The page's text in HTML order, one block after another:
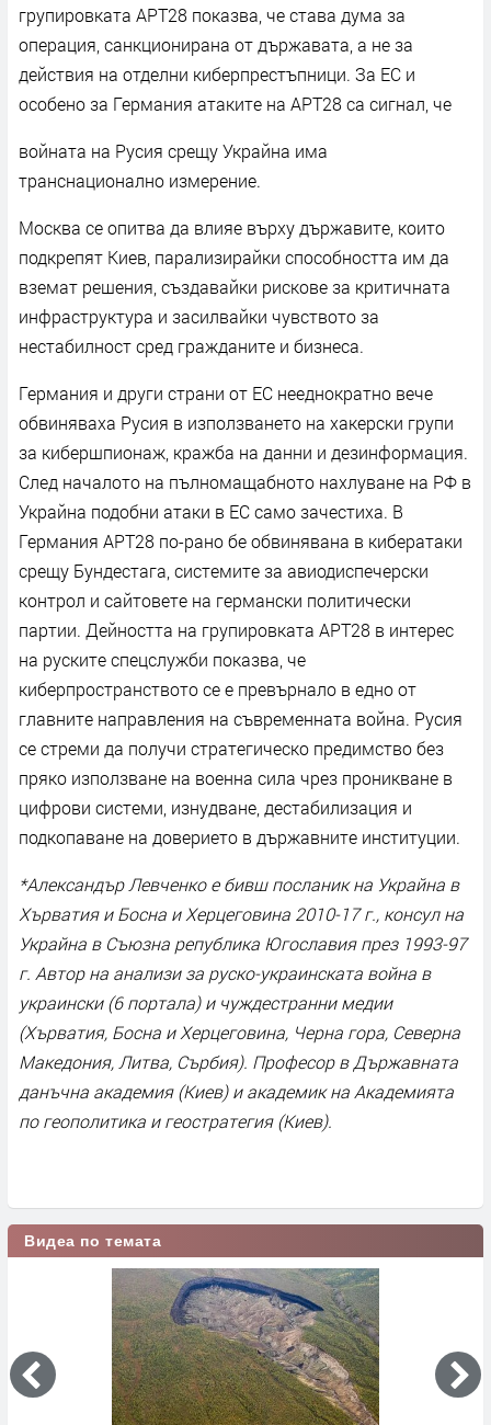
групировката APT28 показва, че става дума за
операция, санкционирана от държавата, а не за
действия на отделни киберпрестъпници. За ЕС и
особено за Германия атаките на APT28 са сигнал, че
войната на Русия срещу Украйна има
транснационално измерение.
Москва се опитва да влияе върху държавите, които
подкрепят Киев, парализирайки способността им да
вземат решения, създавайки рискове за критичната
инфраструктура и засилвайки чувството за
нестабилност сред гражданите и бизнеса.
Германия и други страни от ЕС нееднократно вече
обвиняваха Русия в използването на хакерски групи
за кибершпионаж, кражба на данни и дезинформация.
След началото на пълномащабното нахлуване на РФ в
Украйна подобни атаки в ЕС само зачестиха. В
Германия APT28 по-рано бе обвинявана в кибератаки
срещу Бундестага, системите за авиодиспечерски
контрол и сайтовете на германски политически
партии. Дейността на групировката APT28 в интерес
на руските спецслужби показва, че
киберпространството се е превърнало в едно от
главните направления на съвременната война. Русия
се стреми да получи стратегическо предимство без
пряко използване на военна сила чрез проникване в
цифрови системи, изнудване, дестабилизация и
подкопаване на доверието в държавните институции.
*Александър Левченко е бивш посланик на Украйна в
Хърватия и Босна и Херцеговина 2010-17 г., консул на
Украйна в Съюзна република Югославия през 1993-97
г. Автор на анализи за руско-украинската война в
украински (6 портала) и чуждестранни медии
(Хърватия, Босна и Херцеговина, Черна гора, Северна
Македония, Литва, Сърбия). Професор в Държавната
данъчна академия (Киев) и академик на Академията
по геополитика и геостратегия (Киев).
Видеа по темата